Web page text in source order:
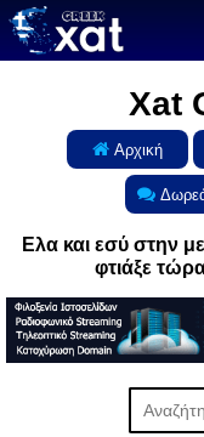
Xat
Αρχική
Ελα και εσύ στην
φτιάξε